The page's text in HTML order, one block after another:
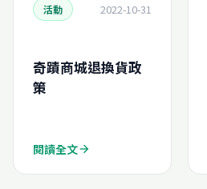
活動 2022-10-31
奇蹟商城退換貨政
策
閱讀全文arrow_forward